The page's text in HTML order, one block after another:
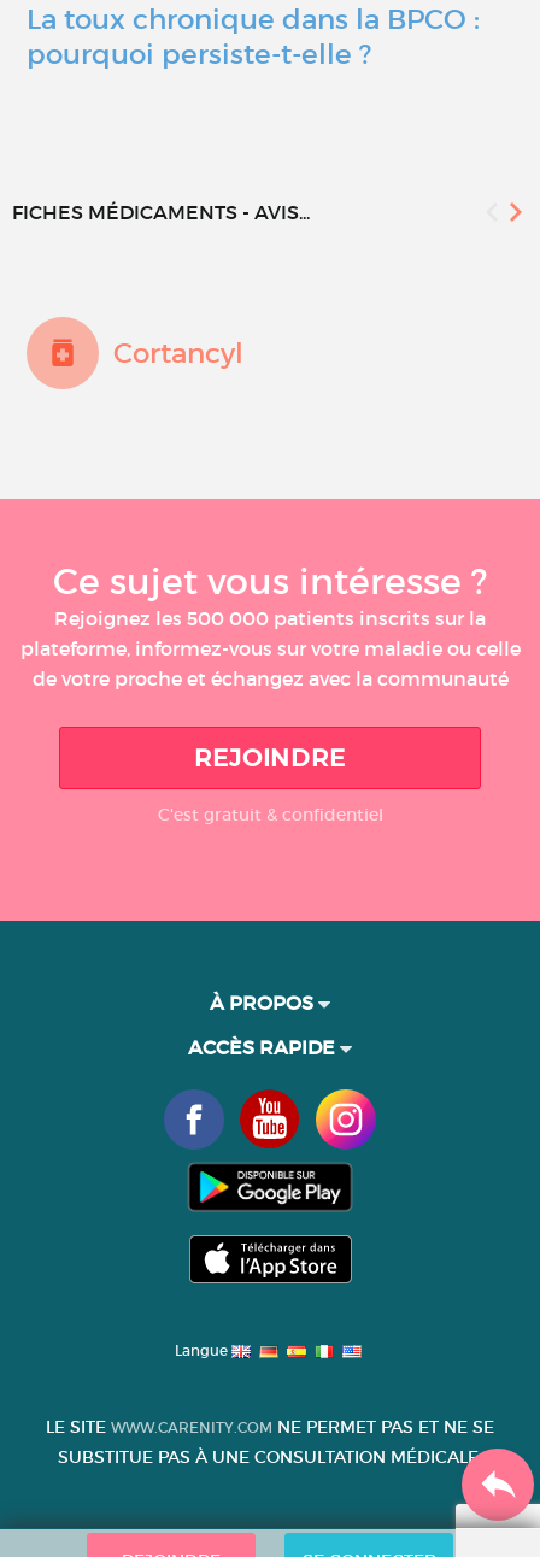
La toux chronique dans la BPCO :
pourquoi persiste-t-elle ?
FICHES MÉDICAMENTS - AVIS...
Cortancyl
Ce sujet vous intéresse ?
Rejoignez les 500 000 patients inscrits sur la
plateforme, informez-vous sur votre maladie ou celle
de votre proche et échangez avec la communauté
REJOINDRE
C'est gratuit & confidentiel
À PROPOS
ACCÈS RAPIDE
Langue
LE SITE WWW.CARENITY.COM NE PERMET PAS ET NE SE
SUBSTITUE PAS À UNE CONSULTATION MÉDICALE.